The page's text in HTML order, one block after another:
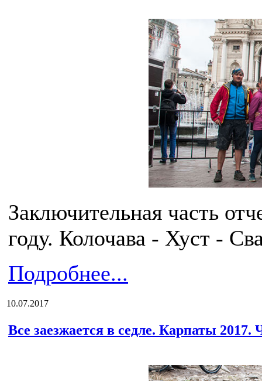
Заключительная часть
году. Колочава - Хуст -
Подробнее...
10.07.2017
Все заезжается в седле. Карпаты 2017.